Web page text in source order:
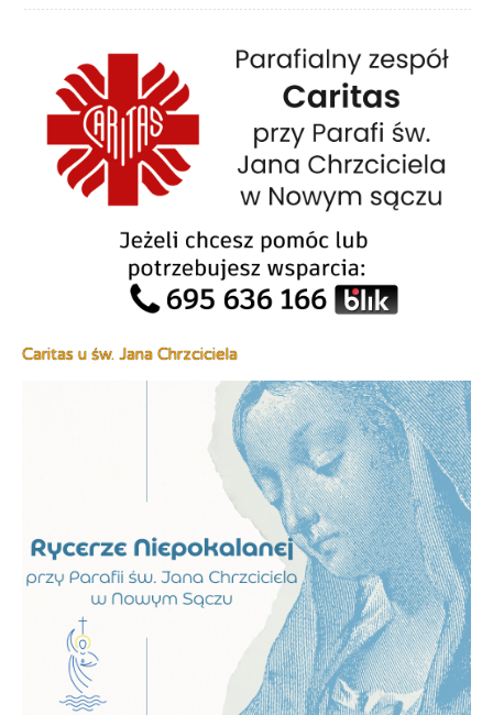
Caritas u św. Jana Chrzciciela